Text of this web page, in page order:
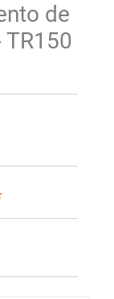
de